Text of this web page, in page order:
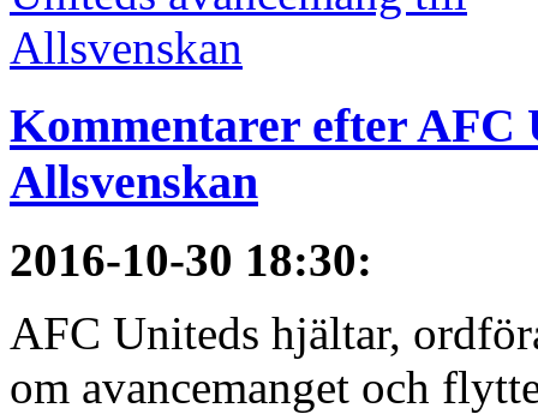
Kommentarer efter AFC
Allsvenskan
2016-10-30 18:30:
AFC Uniteds hjältar,
om avancemanget och